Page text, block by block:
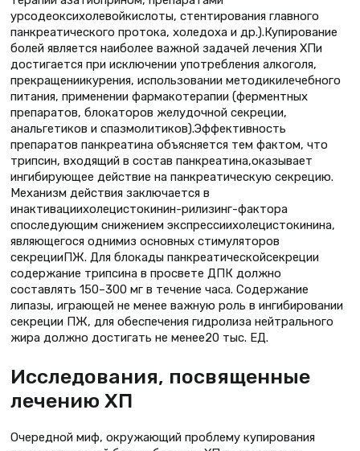
урсодеоксихолевойкислоты, стентирования главного
панкреатического протока, холедоха и др.).Купирование
болей является наиболее важной задачей лечения ХПи
достигается при исключении употребления алкоголя,
прекращениикурения, использовании методикилечебного
питания, применении фармакотерапии (ферментных
препаратов, блокаторов желудочной секреции,
анальгетиков и спазмолитиков).Эффективность
препаратов панкреатина объясняется тем фактом, что
трипсин, входящий в состав панкреатина,оказывает
ингибирующее действие на панкреатическую секрецию.
Механизм действия заключается в
инактивациихолецистокинин-рилизинг-фактора
споследующим снижением экспрессиихолецистокинина,
являющегося однимиз основных стимуляторов
секрецииПЖ. Для блокады панкреатическойсекреции
содержание трипсина в просвете ДПК должно
составлять 150–300 мг в течение часа. Содержание
липазы, играющей не менее важную роль в ингибировании
секреции ПЖ, для обеспечения гидролиза нейтрального
жира должно достигать не менее20 тыс. ЕД.
Исследования, посвященные
лечению ХП
Очередной миф, окружающий проблему купирования